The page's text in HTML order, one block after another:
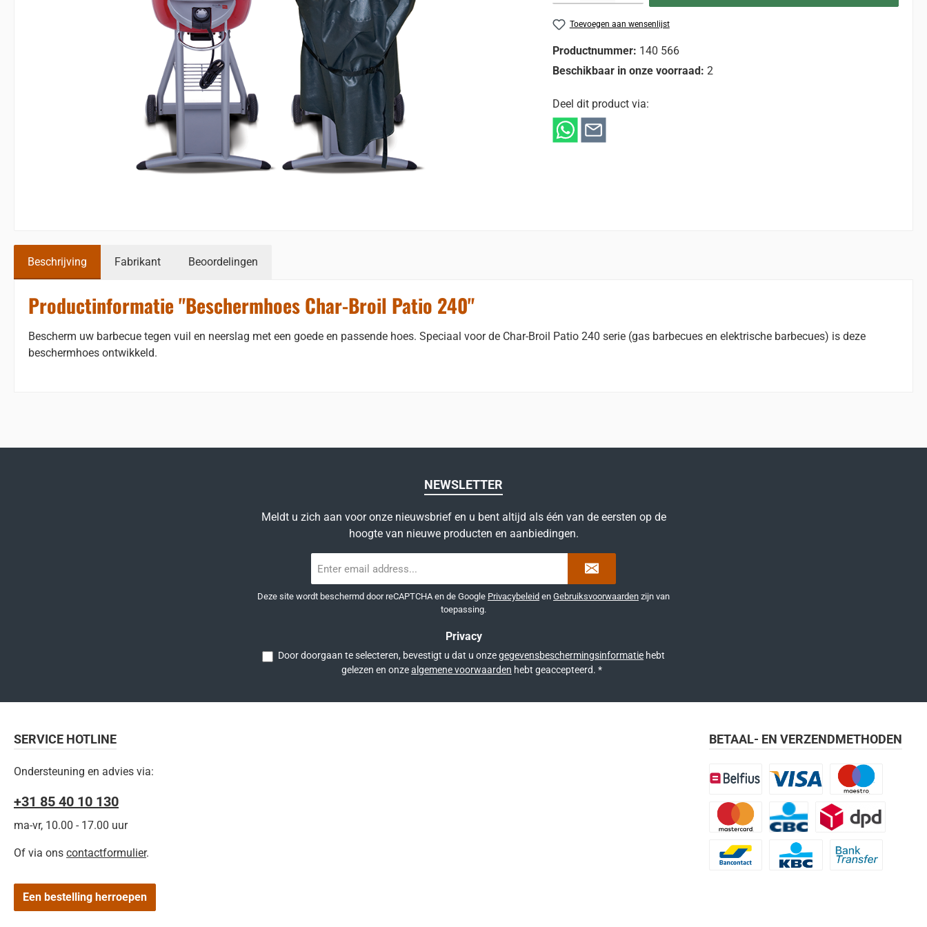
Toevoegen aan wensenlijst
Productnummer: 140 566
Beschikbaar in onze voorraad: 2
Deel dit product via:
Beschrijving Fabrikant Beoordelingen
Productinformatie "Beschermhoes Char-Broil Patio 240"
Bescherm uw barbecue tegen vuil en neerslag met een goede en passende hoes. Speciaal voor de Char-Broil Patio 240 serie (gas barbecues en elektrische barbecues) is deze
beschermhoes ontwikkeld.
NEWSLETTER
Meldt u zich aan voor onze nieuwsbrief en u bent altijd als één van de eersten op de
hoogte van nieuwe producten en aanbiedingen.
mailadres
Deze site wordt beschermd door reCAPTCHA en de Google Privacybeleid en Gebruiksvoorwaarden zijn van
toepassing.
Privacy
Door doorgaan te selecteren, bevestigt u dat u onzegegevensbeschermingsinformatie hebt
gelezen en onzealgemene voorwaarden hebt geaccepteerd. *
SERVICE HOTLINE
Ondersteuning en advies via:
+31 85 40 10 130
ma-vr, 10.00 - 17.00 uur
Of via ons contactformulier.
Een bestelling herroepen
BETAAL- EN VERZENDMETHODEN
Belfius Visa Maestro